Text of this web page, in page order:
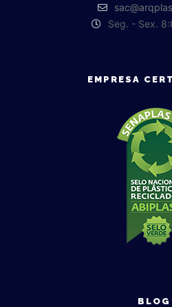
Seg. - Sex.
EMPRESA
BLOG